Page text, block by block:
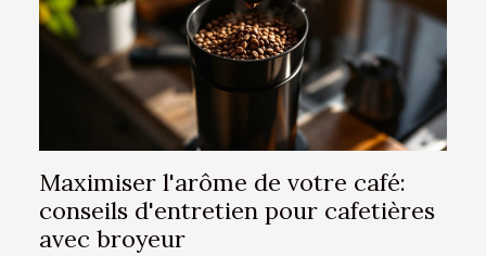
Maximiser l'arôme de votre café:
conseils d'entretien pour cafetières
avec broyeur